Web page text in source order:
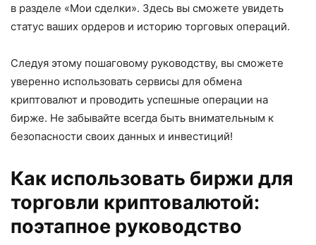
в разделе «Мои сделки». Здесь вы сможете увидеть
статус ваших ордеров и историю торговых операций.
Следуя этому пошаговому руководству, вы сможете
уверенно использовать сервисы для обмена
криптовалют и проводить успешные операции на
бирже. Не забывайте всегда быть внимательным к
безопасности своих данных и инвестиций!
Как использовать биржи для
торговли криптовалютой:
поэтапное руководство